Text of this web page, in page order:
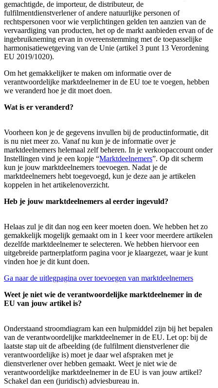
gemachtigde, de importeur, de distributeur, de
fulfilmentdienstverlener of andere natuurlijke personen of
rechtspersonen voor wie verplichtingen gelden ten aanzien van de
vervaardiging van producten, het op de markt aanbieden ervan of de
ingebruikneming ervan in overeenstemming met de toepasselijke
harmonisatiewetgeving van de Unie (artikel 3 punt 13 Verordening
EU 2019/1020).
Om het gemakkelijker te maken om informatie over de
verantwoordelijke marktdeelnemer in de EU toe te voegen, hebben
we veranderd hoe je dit moet doen.
Wat is er veranderd?
Voorheen kon je de gegevens invullen bij de productinformatie, dit
is nu niet meer zo. Vanaf nu kun je de informatie over je
marktdeelnemers helemaal zelf beheren. In je verkoopaccount onder
Instellingen vind je een kopje “Marktdeelnemers”. Op dit scherm
kun je jouw marktdeelnemers toevoegen. Nadat je de
marktdeelnemers hebt toegevoegd, kun je deze aan je artikelen
koppelen in het artikelenoverzicht.
Heb je jouw marktdeelnemers al eerder ingevuld?
Helaas zul je dit dan nog een keer moeten doen. We hebben het zo
gemakkelijk mogelijk gemaakt om in 1 keer voor meerdere artikelen
dezelfde marktdeelnemer te selecteren. We hebben hiervoor een
uitgebreide partnerplatform pagina voor je klaargezet, waar je kunt
vinden hoe je dit kunt doen.
Ga naar de uitlegpagina over toevoegen van marktdeelnemers
Weet je niet wie de verantwoordelijke marktdeelnemer in de
EU van jouw artikel is?
Onderstaand stroomdiagram kan een hulpmiddel zijn bij het bepalen
van de verantwoordelijke marktdeelnemer in de EU. Let op: bij de
laatste stap uit de afbeelding (de fulfilment dienstverlener die
verantwoordelijke is) moet je daar wel afspraken met je
dienstverlener over hebben gemaakt. Weet je niet wie de
verantwoordelijke marktdeelnemer in de EU is van jouw artikel?
Schakel dan een (juridisch) adviesbureau in.